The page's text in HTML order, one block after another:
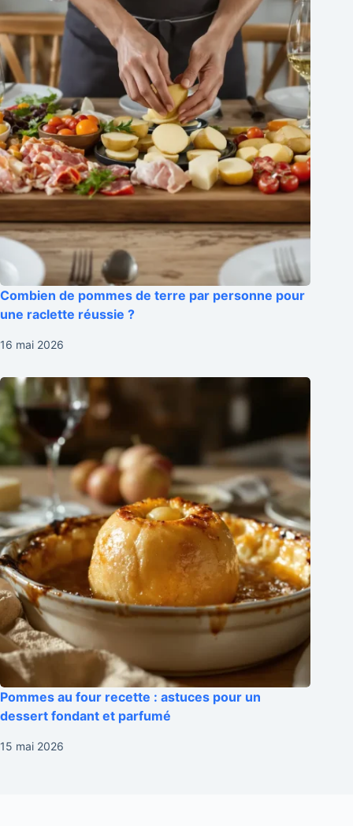
Combien de pommes de terre par personne pour
une raclette réussie ?
16 mai 2026
Pommes au four recette : astuces pour un
dessert fondant et parfumé
15 mai 2026